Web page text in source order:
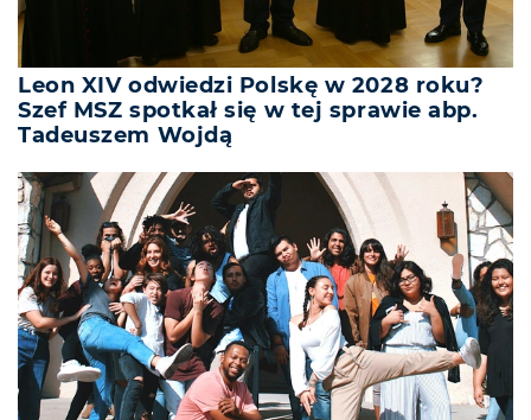
Leon XIV odwiedzi Polskę w 2028 roku?
Szef MSZ spotkał się w tej sprawie abp.
Tadeuszem Wojdą